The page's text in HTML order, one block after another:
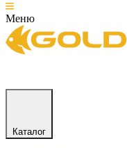
Меню
Каталог